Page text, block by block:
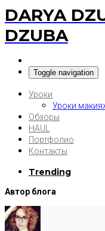
DARYA
DZUBA
Toggle navigation
Уроки
Уроки
Обзоры
HAUL
Портфолио
Контакты
Trending
Автор блога